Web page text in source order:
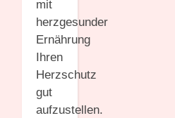
mit
herzgesunder
Ernährung
Ihren
Herzschutz
gut
aufzustellen.